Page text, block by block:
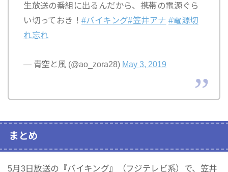
生放送の番組に出るんだから、携帯の電源ぐら
い切っておき！ #バイキング#笠井アナ #電源切
れ忘れ
— 青空と風 (@ao_zora28) May 3, 2019
まとめ
5月3日放送の『バイキング』（フジテレビ系）で、笠井